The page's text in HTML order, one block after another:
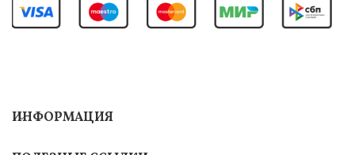
ИНФОРМАЦИЯ